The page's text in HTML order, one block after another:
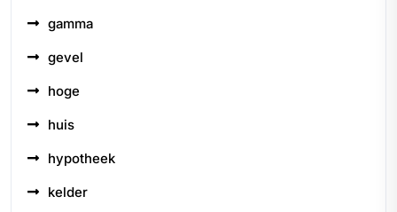
gamma
gevel
hoge
huis
hypotheek
kelder